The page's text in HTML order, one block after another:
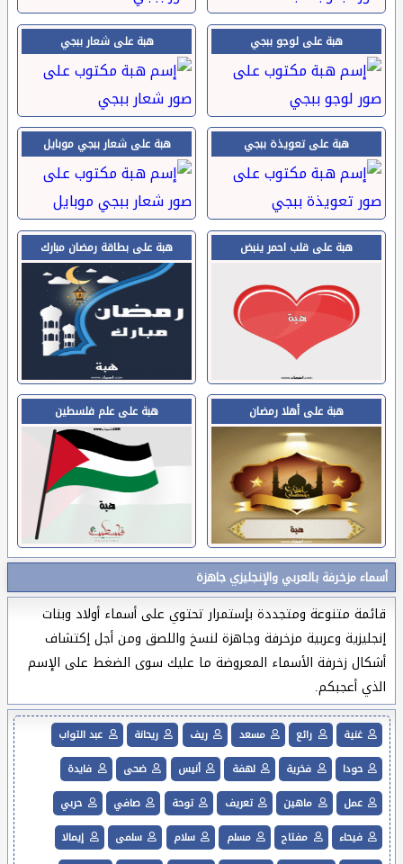
هبة على لوجو ببجي هبة على شعار ببجي
هبة على تعويذة ببجي هبة على شعار ببجي موبايل
هبة على قلب احمر ينبض هبة على بطاقة رمضان مبارك
هبة على أهلا رمضان هبة على علم فلسطين
أسماء مزخرفة بالعربي والإنجليزي جاهزة
قائمة متنوعة ومتجددة بإستمرار تحتوي على أسماء أولاد وبنات
إنجليزية وعربية مزخرفة وجاهزة لنسخ واللصق ومن أجل إكتشاف
أشكال زخرفة الأسماء المعروضة ما عليك سوى الضغط على الإسم
الذي أعجبكم.
غنية رائع مسعد ريف ريحانة
عبد التواب
حودا
فخرية لهفة أنيس ضحى
فايدة
عمل
ماهين تعريف توحة صافي
حربي
فيحاء
مفتاح مسلم سلام سلمى
إيمالا